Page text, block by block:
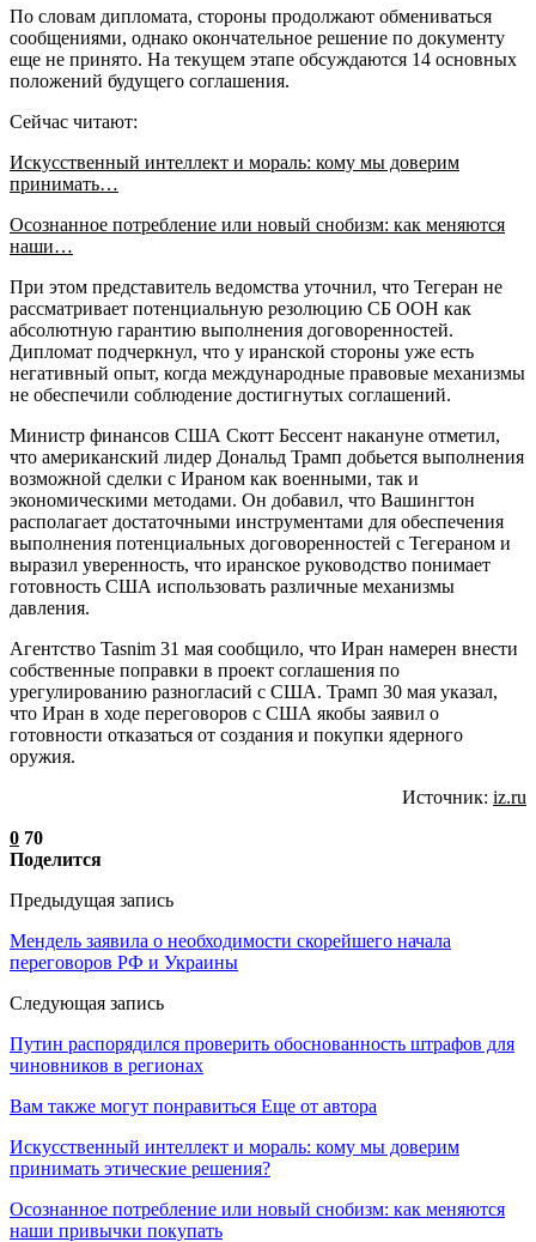
По словам дипломата, стороны продолжают обмениваться
сообщениями, однако окончательное решение по документу
еще не принято. На текущем этапе обсуждаются 14 основных
положений будущего соглашения.
Сейчас читают:
Искусственный интеллект и мораль: кому мы доверим
принимать…
Осознанное потребление или новый снобизм: как меняются
наши…
При этом представитель ведомства уточнил, что Тегеран не
рассматривает потенциальную резолюцию СБ ООН как
абсолютную гарантию выполнения договоренностей.
Дипломат подчеркнул, что у иранской стороны уже есть
негативный опыт, когда международные правовые механизмы
не обеспечили соблюдение достигнутых соглашений.
Министр финансов США Скотт Бессент накануне отметил,
что американский лидер Дональд Трамп добьется выполнения
возможной сделки с Ираном как военными, так и
экономическими методами. Он добавил, что Вашингтон
располагает достаточными инструментами для обеспечения
выполнения потенциальных договоренностей с Тегераном и
выразил уверенность, что иранское руководство понимает
готовность США использовать различные механизмы
давления.
Агентство Tasnim 31 мая сообщило, что Иран намерен внести
собственные поправки в проект соглашения по
урегулированию разногласий с США. Трамп 30 мая указал,
что Иран в ходе переговоров с США якобы заявил о
готовности отказаться от создания и покупки ядерного
оружия.
Источник: iz.ru
0 70
Поделится
Предыдущая запись
Мендель заявила о необходимости скорейшего начала
переговоров РФ и Украины
Следующая запись
Путин распорядился проверить обоснованность штрафов для
чиновников в регионах
Вам также могут понравиться Еще от автора
Искусственный интеллект и мораль: кому мы доверим
принимать этические решения?
Осознанное потребление или новый снобизм: как меняются
наши привычки покупать